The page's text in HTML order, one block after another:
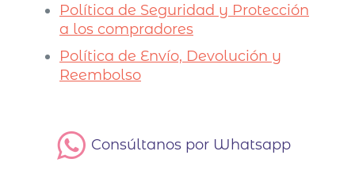
Política de Seguridad y Protección
a los compradores
Política de Envío, Devolución y
Reembolso
Consúltanos por Whatsapp